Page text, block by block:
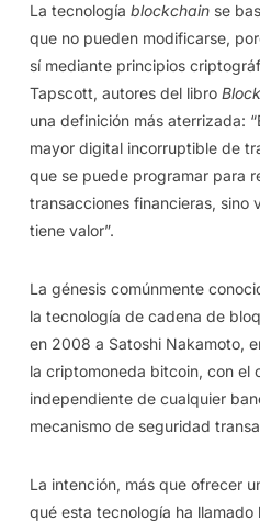
La tecnología blockchainse
que no pueden modificarse,
sí mediante principios
Tapscott, autores del libro
una definición más aterrizada:
mayor digital incorruptible de
que se puede programar para
transacciones financieras, sino
tiene valor”.
La génesis comúnmente
la tecnología de cadena de
en 2008 a Satoshi Nakamoto,
la criptomoneda bitcoin, con el
independiente de cualquier
mecanismo de seguridad
La intención, más que ofrecer
qué esta tecnología ha